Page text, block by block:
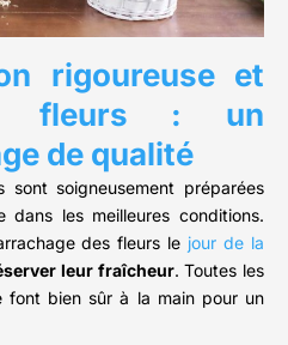
rigoureuse et
fleurs : un
de qualité
soigneusement préparées
les meilleures conditions.
des fleurs le jour de la
leur fraîcheur. Toutes les
font bien sûr à la main pour un